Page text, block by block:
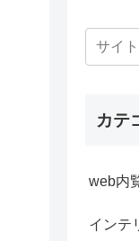
カテ
web内
インテ